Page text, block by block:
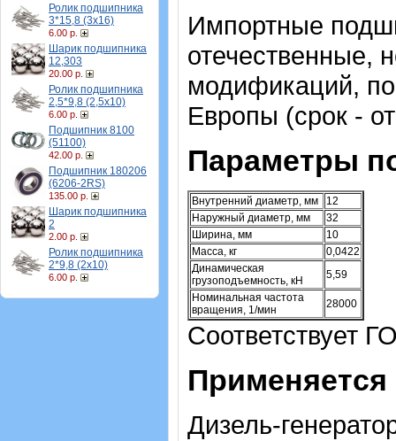
Ролик подшипника
3*15,8 (3х16)
6.00 р.
Шарик подшипника
12,303
20.00 р.
Ролик подшипника
2,5*9,8 (2,5х10)
6.00 р.
Подшипник 8100
(51100)
42.00 р.
Подшипник 180206
(6206-2RS)
135.00 р.
Шарик подшипника
2
2.00 р.
Ролик подшипника
2*9,8 (2х10)
6.00 р.
Импортные
отечественные,
модификаций,
Европы (срок -
Параметры
Внутренний диаметр, мм
12
Наружный диаметр, мм
32
Ширина, мм
10
Масса, кг
0,0422
Динамическая
грузоподъемность, кН
5,59
Номинальная частота
вращения, 1/мин
28000
Соответствует
Дизель-